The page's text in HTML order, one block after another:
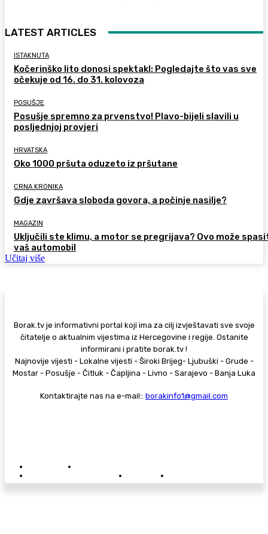
LATEST ARTICLES
ISTAKNUTA
Kočerinško lito donosi spektakl: Pogledajte što vas sve
očekuje od 16. do 31. kolovoza
POSUŠJE
Posušje spremno za prvenstvo! Plavo-bijeli slavili u
posljednjoj provjeri
HRVATSKA
Oko 1000 pršuta oduzeto iz pršutane
CRNA KRONIKA
Gdje završava sloboda govora, a počinje nasilje?
MAGAZIN
Uključili ste klimu, a motor se pregrijava? Ovo može
vaš automobil
Učitaj više
Borak.tv je informativni portal koji ima za cilj izvještavati sve svoje
čitatelje o aktualnim vijestima iz Hercegovine i regije. Ostanite
informirani i pratite borak.tv !
Najnovije vijesti - Lokalne vijesti - Široki Brijeg- Ljubuški - Grude -
Mostar - Posušje - Čitluk - Čapljina - Livno - Sarajevo - Banja Luka
Kontaktirajte nas na e-mail:: borakinfo1@gmail.com